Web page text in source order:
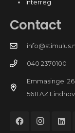
Interreg
Contact
040 2370100
Emmasingel 26
5611 AZ